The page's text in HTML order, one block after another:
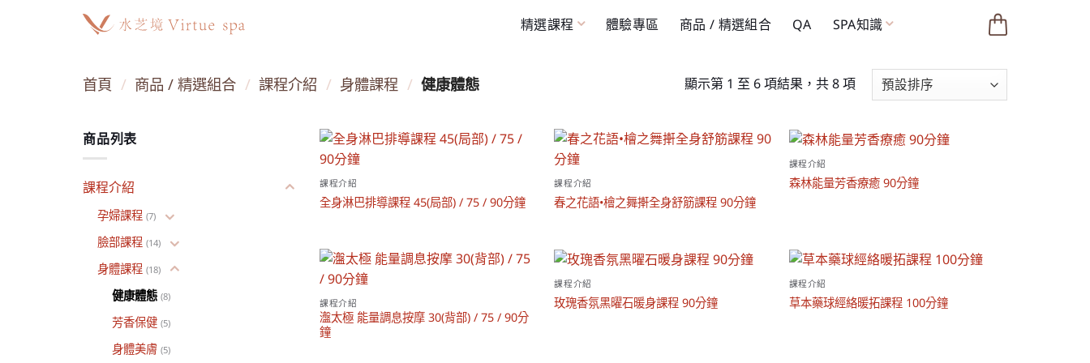
精選課程 體驗專區 商品 / 精選組合 QA SPA知識
首頁 / 商品 / 精選組合 / 課程介紹 / 身體課程 / 健康體態 顯示第 1 至 6 項結果，共 8 項
商品列表
課程介紹
孕婦課程 (7)
臉部課程 (14)
身體課程 (18)
健康體態 (8)
芳香保健 (5)
身體美膚 (5)
課程介紹
全身淋巴排導課程 45(局部) / 75 / 90分鐘
課程介紹
春之花語•檜之舞搟全身舒筋課程 90分鐘
課程介紹
森林能量芳香療癒 90分鐘
課程介紹
瀊太極 能量調息按摩 30(背部) / 75 / 90分
鐘
課程介紹
玫瑰香氛黑曜石暖身課程 90分鐘
課程介紹
草本藥球經絡暖拓課程 100分鐘